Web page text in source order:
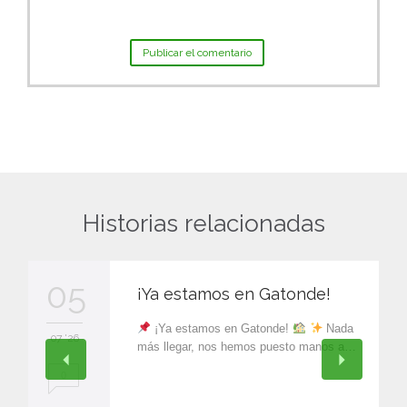
Historias relacionadas
05
07 '26
¡Ya estamos en Gatonde!
¡Ya estamos en Gatonde!
Nada
más llegar, nos hemos puesto manos a…